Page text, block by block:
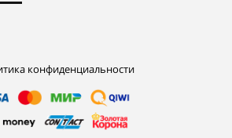
конфиденциальности